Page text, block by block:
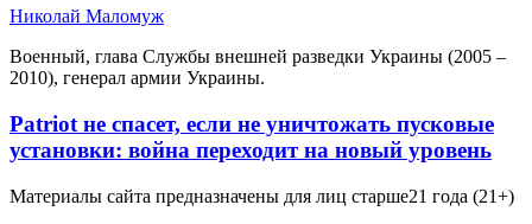
Николай Маломуж
Военный, глава Службы внешней разведки Украины (2005 –
2010), генерал армии Украины.
Patriot не спасет, если не уничтожать пусковые
установки: война переходит на новый уровень
Материалы сайта предназначены для лиц старше21 года (21+)